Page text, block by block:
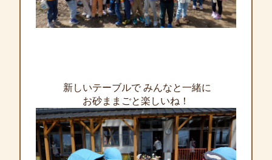
新しいテーブルで みんなと一緒に
お砂ままごと楽しいね！